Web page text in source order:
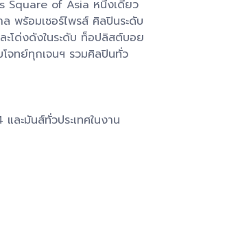
Square of Asia หนึ่งเดียว
ร้อมเซอร์ไพรส์ ศิลปินระดับ
โด่งดังในระดับ ท็อปลิสต์บอย
จทย์ทุกเจนฯ รวมศิลปินทั่ว
มันส์ทั่วประเทศในงาน